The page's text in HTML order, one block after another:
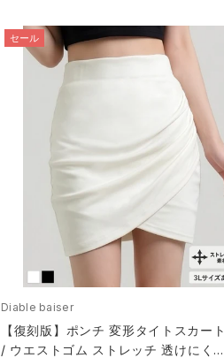
セール
Diable baiser
【復刻版】ポンチ 変形タイトスカート
/ ウエストゴム ストレッチ 透けにくい